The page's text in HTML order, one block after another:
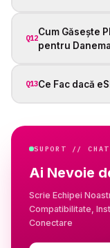
Q12
Cum Găsește
pentru
Q13Ce Fac dacă
SUPORT //
Ai Nevoie
Scrie Echipei
Compatibilitate,
Conectare